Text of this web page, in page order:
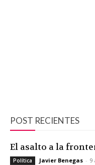
POST RECIENTES
El asalto a la
Política Javier Benegas - 9